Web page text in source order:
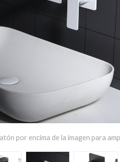
por encima de la imagen para